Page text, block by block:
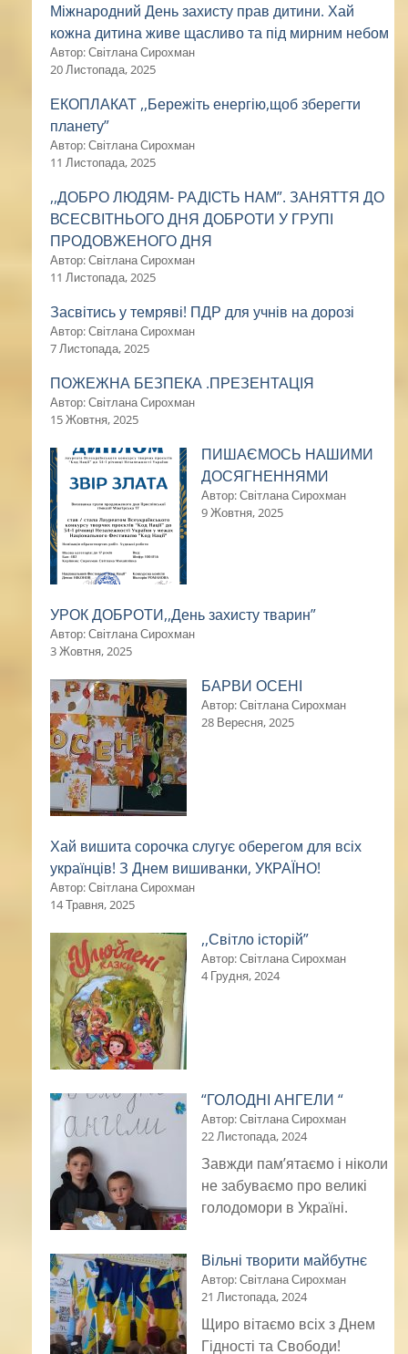
Міжнародний День захисту прав дитини. Хай
кожна дитина живе щасливо та під мирним небом
Автор: Світлана Сирохман
20 Листопада, 2025
ЕКОПЛАКАТ ,,Бережіть енергію,щоб зберегти
планету”
Автор: Світлана Сирохман
11 Листопада, 2025
,,ДОБРО ЛЮДЯМ- РАДІСТЬ НАМ”. ЗАНЯТТЯ ДО
ВСЕСВІТНЬОГО ДНЯ ДОБРОТИ У ГРУПІ
ПРОДОВЖЕНОГО ДНЯ
Автор: Світлана Сирохман
11 Листопада, 2025
Засвітись у темряві! ПДР для учнів на дорозі
Автор: Світлана Сирохман
7 Листопада, 2025
ПОЖЕЖНА БЕЗПЕКА .ПРЕЗЕНТАЦІЯ
Автор: Світлана Сирохман
15 Жовтня, 2025
ПИШАЄМОСЬ НАШИМИ
ДОСЯГНЕННЯМИ
Автор: Світлана Сирохман
9 Жовтня, 2025
УРОК ДОБРОТИ,,День захисту тварин”
Автор: Світлана Сирохман
3 Жовтня, 2025
БАРВИ ОСЕНІ
Автор: Світлана Сирохман
28 Вересня, 2025
Хай вишита сорочка слугує оберегом для всіх
українців! З Днем вишиванки, УКРАЇНО!
Автор: Світлана Сирохман
14 Травня, 2025
,,Світло історій”
Автор: Світлана Сирохман
4 Грудня, 2024
“ГОЛОДНІ АНГЕЛИ “
Автор: Світлана Сирохман
22 Листопада, 2024
Завжди пам’ятаємо і ніколи
не забуваємо про великі
голодомори в Україні.
Вільні творити майбутнє
Автор: Світлана Сирохман
21 Листопада, 2024
Щиро вітаємо всіх з Днем
Гідності та Свободи!